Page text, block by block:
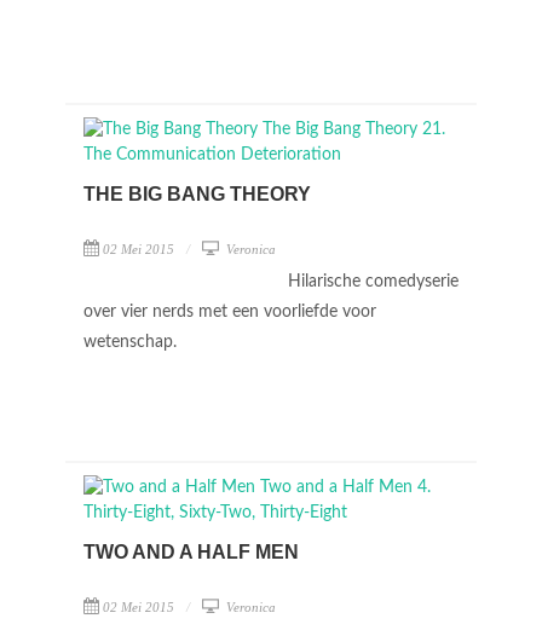
THE BIG BANG THEORY
02 Mei 2015 Veronica
Hilarische comedyserie
over vier nerds met een voorliefde voor
wetenschap.
TWO AND A HALF MEN
02 Mei 2015 Veronica